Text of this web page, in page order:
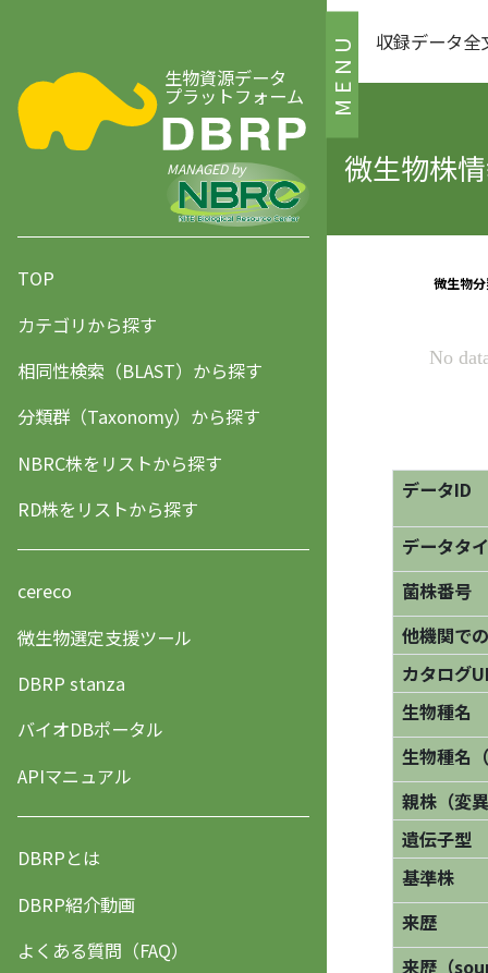
MENU
生物資源データ
プラットフォーム
MANAGED by
TOP
カテゴリから探す
相同性検索（BLAST）から探す
分類群（Taxonomy）から探す
NBRC株をリストから探す
RD株をリストから探す
cereco
微生物選定支援ツール
DBRP stanza
バイオDBポータル
APIマニュアル
DBRPとは
DBRP紹介動画
よくある質問（FAQ）
収録データ全
微生物株
データID
データタ
菌株番号
他機関で
カタログ
生物種名
生物種名
親株（変
遺伝子型
基準株
来歴
来歴（